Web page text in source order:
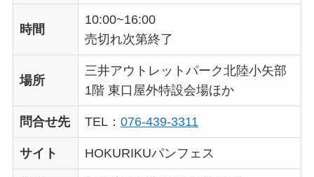
時間
10:00~16:00
売切れ次第終了
場所
三井アウトレットパーク北陸小矢部
1階 東口屋外特設会場ほか
問合せ先 TEL： 076-439-3311
サイト HOKURIKUパンフェス